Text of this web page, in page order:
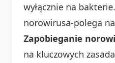
wyłącznie na
norowirusa-polega
Zapobieganie
na kluczowych